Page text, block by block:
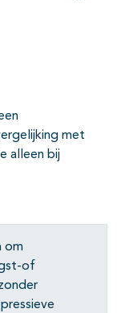
met
alleen bij
om
of